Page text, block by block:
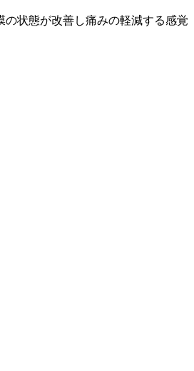
状態が改善し痛みの軽減する感覚